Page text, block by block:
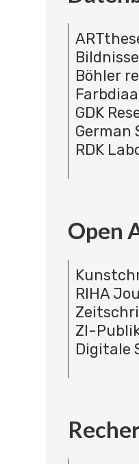
Böhler
GDK
German
RDK
Open
RIHA
ZI-
Digitale